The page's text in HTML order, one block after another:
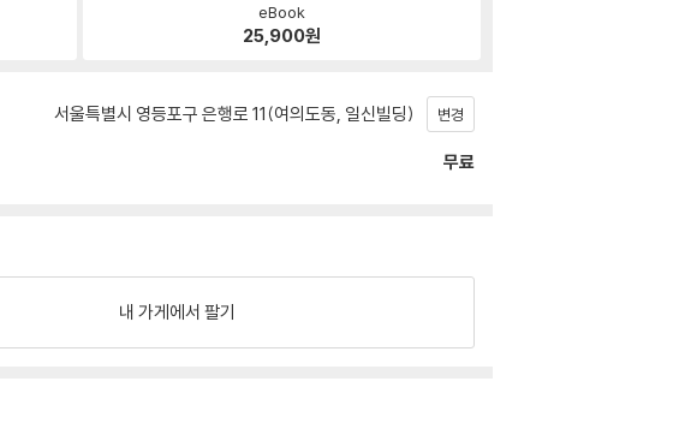
eBook
25,900원
서울특별시 영등포구 은행로 11(여의도동, 일신빌딩) 변경
무료
내 가게에서 팔기